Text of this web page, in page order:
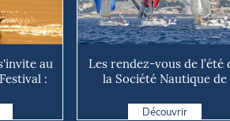
au
:
Les rendez-vous de l’été
la Société Nautique de
Découvrir